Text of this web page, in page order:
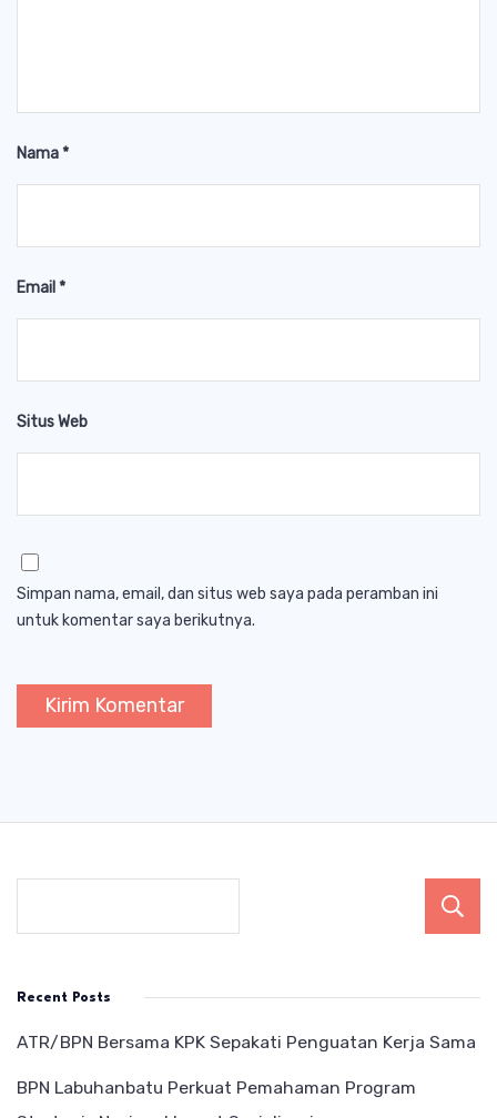
Nama*
Email *
Situs Web
Simpan nama, email, dan situs web saya pada peramban ini
untuk komentar saya berikutnya.
Recent Posts
ATR/BPN Bersama KPK Sepakati Penguatan Kerja Sama
BPN Labuhanbatu Perkuat Pemahaman Program